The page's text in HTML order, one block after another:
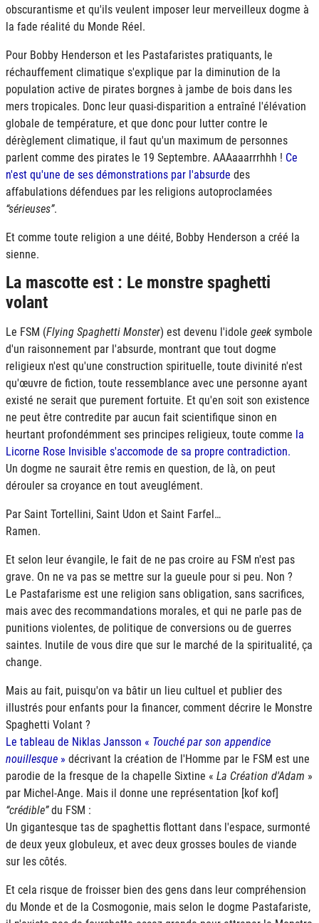
obscurantisme et qu'ils veulent imposer leur merveilleux dogme à
la fade réalité du Monde Réel.
Pour Bobby Henderson et les Pastafaristes pratiquants, le
réchauffement climatique s'explique par la diminution de la
population active de pirates borgnes à jambe de bois dans les
mers tropicales. Donc leur quasi-disparition a entraîné l'élévation
globale de température, et que donc pour lutter contre le
dérèglement climatique, il faut qu'un maximum de personnes
parlent comme des pirates le 19 Septembre. AAAaaarrrhhh ! Ce
n'est qu'une de ses démonstrations par l'absurde des
affabulations défendues par les religions autoproclamées
sérieuses .
Et comme toute religion a une déité, Bobby Henderson a créé la
sienne.
La mascotte est : Le monstre spaghetti
volant
Le FSM (Flying Spaghetti Monster) est devenu l'idole geek symbole
d'un raisonnement par l'absurde, montrant que tout dogme
religieux n'est qu'une construction spirituelle, toute divinité n'est
qu'œuvre de fiction, toute ressemblance avec une personne ayant
existé ne serait que purement fortuite. Et qu'en soit son existence
ne peut être contredite par aucun fait scientifique sinon en
heurtant profondémment ses principes religieux, toute comme la
Licorne Rose Invisible s'accomode de sa propre contradiction.
Un dogme ne saurait être remis en question, de là, on peut
dérouler sa croyance en tout aveuglément.
Par Saint Tortellini, Saint Udon et Saint Farfel…
Ramen.
Et selon leur évangile, le fait de ne pas croire au FSM n'est pas
grave. On ne va pas se mettre sur la gueule pour si peu. Non ?
Le Pastafarisme est une religion sans obligation, sans sacrifices,
mais avec des recommandations morales, et qui ne parle pas de
punitions violentes, de politique de conversions ou de guerres
saintes. Inutile de vous dire que sur le marché de la spiritualité, ça
change.
Mais au fait, puisqu'on va bâtir un lieu cultuel et publier des
illustrés pour enfants pour la financer, comment décrire le Monstre
Spaghetti Volant ?
Le tableau de Niklas Jansson « Touché par son appendice
nouillesque » décrivant la création de l'Homme par le FSM est une
parodie de la fresque de la chapelle Sixtine « La Création d'Adam »
par Michel-Ange. Mais il donne une représentation [kof kof]
crédible du FSM :
Un gigantesque tas de spaghettis flottant dans l'espace, surmonté
de deux yeux globuleux, et avec deux grosses boules de viande
sur les côtés.
Et cela risque de froisser bien des gens dans leur compréhension
du Monde et de la Cosmogonie, mais selon le dogme Pastafariste,